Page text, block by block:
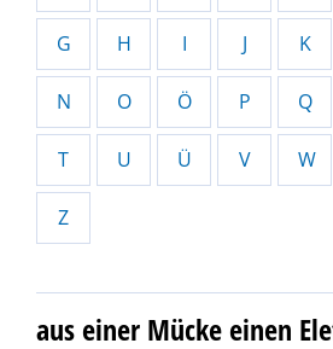
G H I J K
N O Ö P Q
T U Ü V W
Z
aus einer Mücke einen